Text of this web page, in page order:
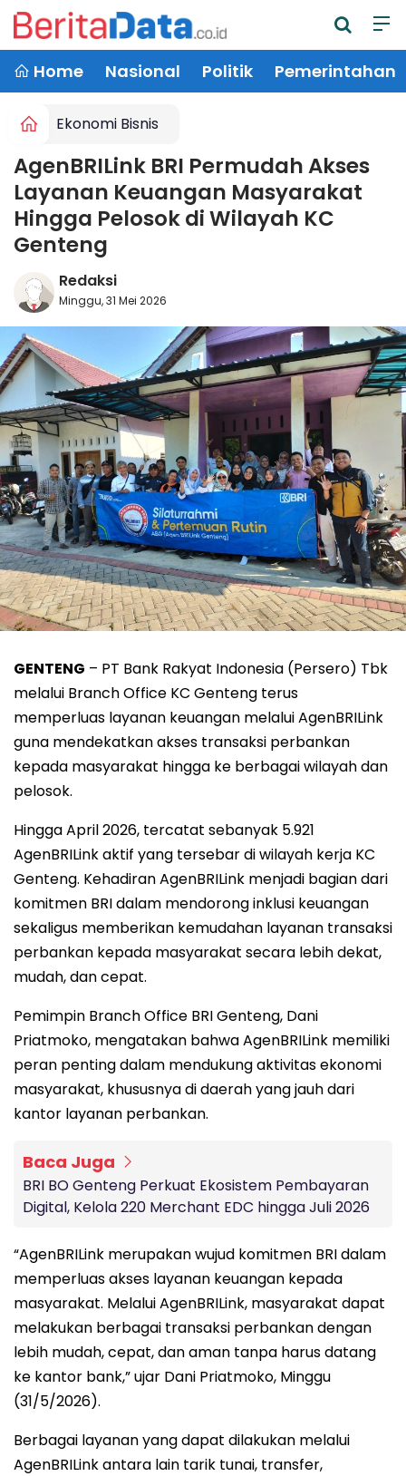
Home Nasional Politik Pemerintahan
Ekonomi Bisnis
AgenBRILink BRI Permudah Akses
Layanan Keuangan Masyarakat
Hingga Pelosok di Wilayah KC
Genteng
Redaksi
Minggu, 31 Mei 2026
GENTENG – PT Bank Rakyat Indonesia (Persero) Tbk
melalui Branch Office KC Genteng terus
memperluas layanan keuangan melalui AgenBRILink
guna mendekatkan akses transaksi perbankan
kepada masyarakat hingga ke berbagai wilayah dan
pelosok.
Hingga April 2026, tercatat sebanyak 5.921
AgenBRILink aktif yang tersebar di wilayah kerja KC
Genteng. Kehadiran AgenBRILink menjadi bagian dari
komitmen BRI dalam mendorong inklusi keuangan
sekaligus memberikan kemudahan layanan transaksi
perbankan kepada masyarakat secara lebih dekat,
mudah, dan cepat.
Pemimpin Branch Office BRI Genteng, Dani
Priatmoko, mengatakan bahwa AgenBRILink memiliki
peran penting dalam mendukung aktivitas ekonomi
masyarakat, khususnya di daerah yang jauh dari
kantor layanan perbankan.
Baca Juga
BRI BO Genteng Perkuat Ekosistem Pembayaran
Digital, Kelola 220 Merchant EDC hingga Juli 2026
“AgenBRILink merupakan wujud komitmen BRI dalam
memperluas akses layanan keuangan kepada
masyarakat. Melalui AgenBRILink, masyarakat dapat
melakukan berbagai transaksi perbankan dengan
lebih mudah, cepat, dan aman tanpa harus datang
ke kantor bank,” ujar Dani Priatmoko, Minggu
(31/5/2026).
Berbagai layanan yang dapat dilakukan melalui
AgenBRILink antara lain tarik tunai, transfer,